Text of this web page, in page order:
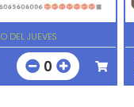
DEL JUEVES
0